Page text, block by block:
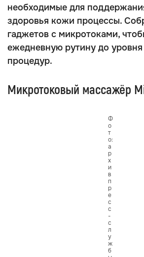
необходимые для
здоровья кожи процессы.
гаджетов с микротоками,
ежедневную рутину до
процедур.
Микротоковый массажёр
Ф
о
т
о:
а
р
х
и
в
п
р
е
с
с
-
с
л
у
ж
б